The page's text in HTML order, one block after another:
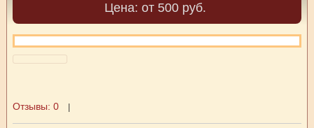
Цена: от 500 руб.
Отзывы: 0